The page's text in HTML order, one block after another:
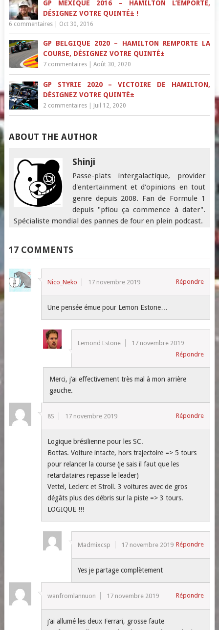
GP MEXIQUE 2016 – HAMILTON L’EMPORTE,
DÉSIGNEZ VOTRE QUINTÉ± !
6 commentaires| Oct 30, 2016
GP BELGIQUE 2020 – HAMILTON REMPORTE LA
COURSE, DÉSIGNEZ VOTRE QUINTÉ±
7 commentaires| Août 30, 2020
GP STYRIE 2020 – VICTOIRE DE HAMILTON,
DÉSIGNEZ VOTRE QUINTÉ±
2 commentaires| Juil 12, 2020
ABOUT THE AUTHOR
Shinji
Passe-plats intergalactique, provider
d'entertainment et d'opinions en tout
genre depuis 2008. Fan de Formule 1
depuis "pfiou ça commence à dater".
Spécialiste mondial des pannes de four en plein podcast.
17 COMMENTS
Nico_Neko 17 novembre 2019 Répondre
Une pensée émue pour Lemon Estone…
Lemond Estone
17 novembre 2019
Répondre
Merci, j’ai effectivement très mal à mon arrière
gauche.
8S 17 novembre 2019 Répondre
Logique brésilienne pour les SC.
Bottas. Voiture intacte, hors trajectoire => 5 tours
pour relancer la course (je sais il faut que les
retardataires repasse le leader)
Vettel, Leclerc et Stroll. 3 voitures avec de gros
dégâts plus des débris sur la piste => 3 tours.
LOGIQUE !!!
Madmixcsp 17 novembre 2019 Répondre
Yes je partage complètement
wanfromlannuon 17 novembre 2019 Répondre
j’ai allumé les deux Ferrari, grosse faute